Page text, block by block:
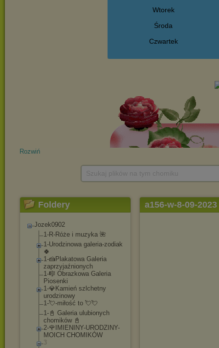
Rozwiń
Foldery
Jozek0902
1-R-Róże i muzyka 🌺
1-Urodzinowa galeria-zodiak
🍀
1-🍰Plakatowa Galeria
zaprzyjaźnionych
1-🎼 Obrazkowa Galeria
Piosenki
1-💎Kamień szlchetny
urodzinowy
1-💘-miłość to 💘💘
1-📓 Galeria ulubionych
chomików 📓
2-🌹IMIENINY-URODZINY-
MOICH CHOMIKÓW
3
a156-w-8-09-2023